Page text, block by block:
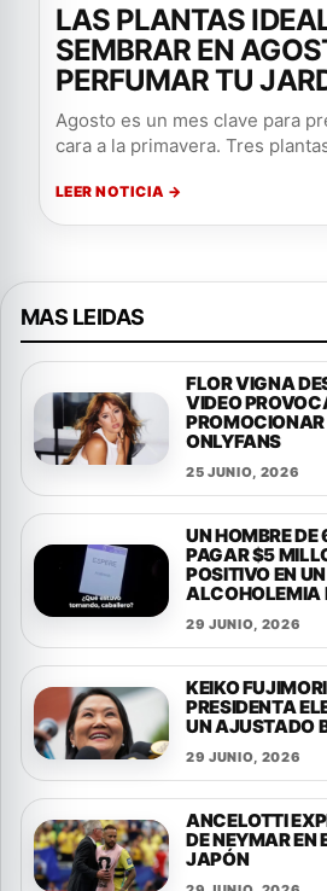
LAS PLANTAS
SEMBRAR EN
PERFUMAR TU
Agosto es un mes clave para
cara a la primavera. Tres
LEER NOTICIA →
MAS LEIDAS
FLOR VIGNA
VIDEO
ONLYFANS
25 JUNIO, 2026
UN HOMBRE
PAGAR $5
POSITIVO EN
ALCOHOLEMIA
29 JUNIO, 2026
KEIKO
PRESIDENTA
UN AJUSTADO
29 JUNIO, 2026
ANCELOTTI
DE NEYMAR EN
JAPÓN